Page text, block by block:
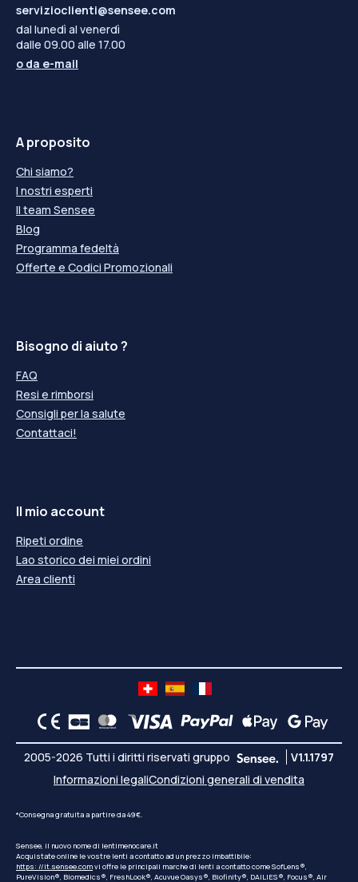
servizioclienti@sensee.com
dal lunedì al venerdì
dalle 09.00 alle 17.00
o da e-mail
A proposito
Chi siamo?
I nostri esperti
Il team Sensee
Blog
Programma fedeltà
Offerte e Codici Promozionali
Bisogno di aiuto ?
FAQ
Resi e rimborsi
Consigli per la salute
Contattaci!
Il mio account
Ripeti ordine
Lao storico dei miei ordini
Area clienti
2005-2026 Tutti i diritti riservati gruppo
V1.1.1797
Informazioni legaliCondizioni generali di vendita
*Consegna gratuita a partire da 49€.
Sensee, il nuovo nome di lentimenocare.it
Acquistate online le vostre lenti a contatto ad un prezzo imbattibile:
https: //it.sensee.comvi offre le principali marche di lenti a contatto come SofLens®,
PureVision®, Biomedics®, FreshLook®, Acuvue Oasys®, Biofinity®, DAILIES®, Focus®, Air